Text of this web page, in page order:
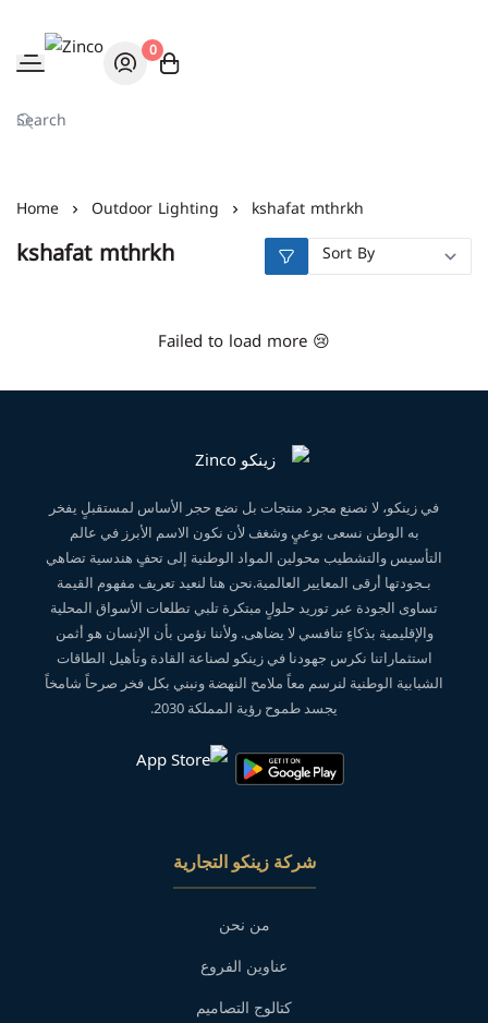
Zinco
0
Home Outdoor Lighting kshafat mthrkh
kshafat mthrkh
Failed to load more 😢
في زينكو، لا نصنع مجرد منتجات بل نضع حجر الأساس لمستقبلٍ يفخر
به الوطن نسعى بوعيٍ وشغف لأن نكون الاسم الأبرز في عالم
التأسيس والتشطيب محولين المواد الوطنية إلى تحفٍ هندسية تضاهي
بـجودتها أرقى المعايير العالمية.نحن هنا لنعيد تعريف مفهوم القيمة
تساوى الجودة عبر توريد حلولٍ مبتكرة تلبي تطلعات الأسواق المحلية
والإقليمية بذكاءٍ تنافسي لا يضاهى. ولأننا نؤمن بأن الإنسان هو أثمن
استثماراتنا نكرس جهودنا في زينكو لصناعة القادة وتأهيل الطاقات
الشبابية الوطنية لنرسم معاً ملامح النهضة ونبني بكل فخر صرحاً شامخاً
يجسد طموح رؤية المملكة 2030.
شركة زينكو التجارية
من نحن
عناوين الفروع
كتالوج التصاميم